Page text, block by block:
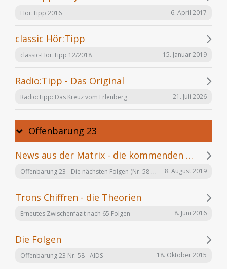
Hör:Tipp 2016 6. April 2017
classic Hör:Tipp
classic-Hör:Tipp 12/2018 15. Januar 2019
Radio:Tipp - Das Original
Radio:Tipp: Das Kreuz vom Erlenberg 21. Juli 2026
Offenbarung 23
News aus der Matrix - die kommenden Folgen
Offenbarung 23 - Die nächsten Folgen (Nr. 58 bis X) 8. August 2019
Trons Chiffren - die Theorien
Erneutes Zwischenfazit nach 65 Folgen 8. Juni 2016
Die Folgen
Offenbarung 23 Nr. 58 - AIDS 18. Oktober 2015